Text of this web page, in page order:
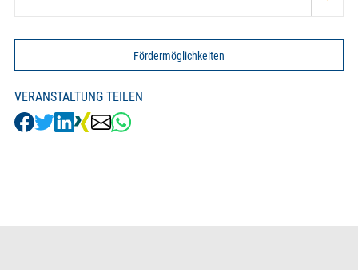
Fördermöglichkeiten
VERANSTALTUNG TEILEN